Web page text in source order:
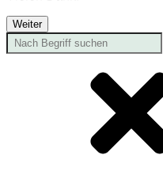
Weiter